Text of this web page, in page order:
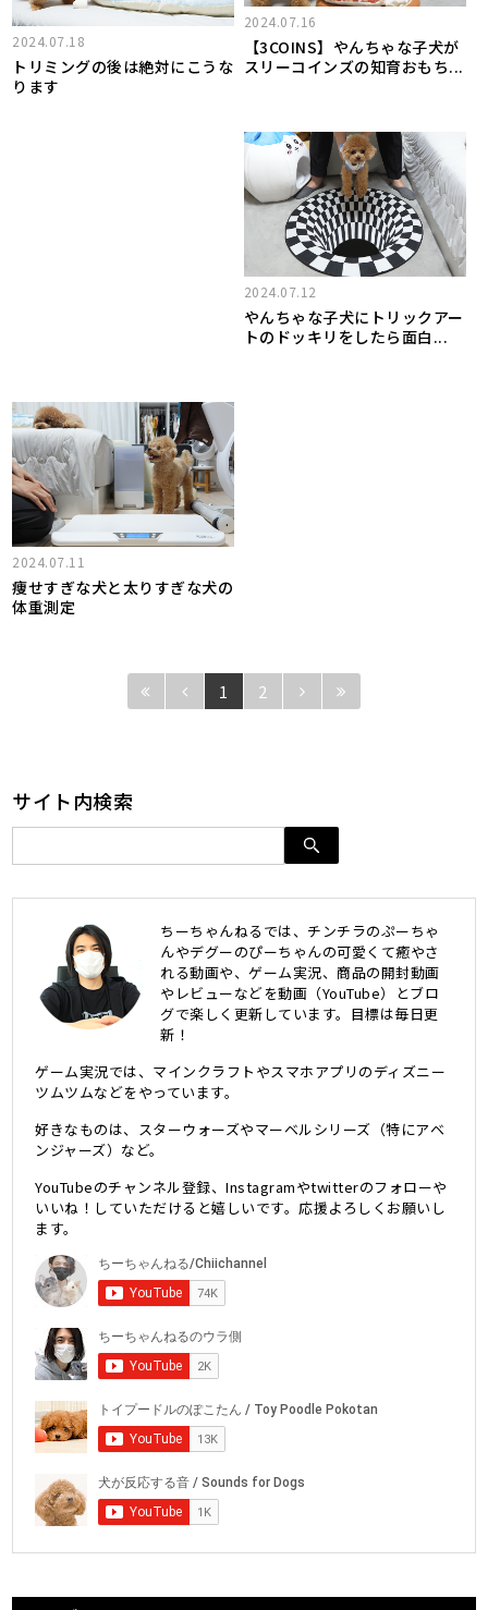
2024.07.18
トリミングの後は絶対にこうな
ります
2024.07.16
【3COINS】やんちゃな子犬が
スリーコインズの知育おもち...
2024.07.12
やんちゃな子犬にトリックアー
トのドッキリをしたら面白...
2024.07.11
痩せすぎな犬と太りすぎな犬の
体重測定
1 2
サイト内検索
ちーちゃんねるでは、チンチラのぷーちゃ
んやデグーのぴーちゃんの可愛くて癒やさ
れる動画や、ゲーム実況、商品の開封動画
やレビューなどを動画（YouTube）とブロ
グで楽しく更新しています。目標は毎日更
新！
ゲーム実況では、マインクラフトやスマホアプリのディズニー
ツムツムなどをやっています。
好きなものは、スターウォーズやマーベルシリーズ（特にアベ
ンジャーズ）など。
YouTubeのチャンネル登録、Instagramやtwitterのフォローや
いいね！していただけると嬉しいです。応援よろしくお願いし
ます。